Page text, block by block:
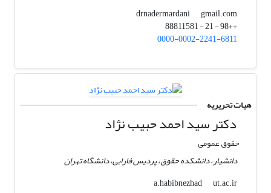
drnadermardani
gmail.com
++98 - 21 - 88811581
0000-0002-2241-6811
هیات تحریریه
دکتر سید احمد حبیب نژاد
حقوق عمومی
دانشیار، دانشکده حقوق، پردیس فارابی، دانشگاه تهران
a.habibnezhad
ut.ac.ir